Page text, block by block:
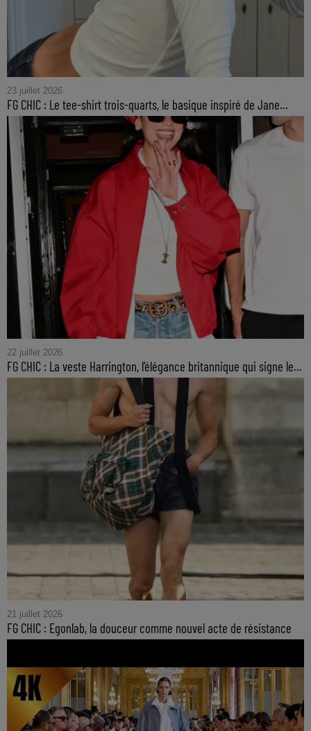
23 juillet 2026
FG CHIC : Le tee-shirt trois-quarts, le basique inspiré de Jane...
22 juillet 2026
FG CHIC : La veste Harrington, l'élégance britannique qui signe le...
21 juillet 2026
FG CHIC : Egonlab, la douceur comme nouvel acte de résistance